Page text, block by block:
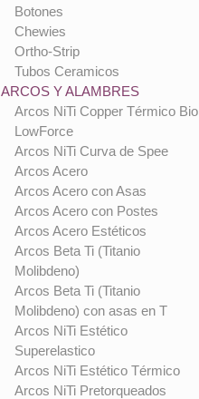
Botones
Chewies
Ortho-Strip
Tubos Ceramicos
ARCOS Y ALAMBRES
Arcos NiTi Copper Térmico Bio
LowForce
Arcos NiTi Curva de Spee
Arcos Acero
Arcos Acero con Asas
Arcos Acero con Postes
Arcos Acero Estéticos
Arcos Beta Ti (Titanio
Molibdeno)
Arcos Beta Ti (Titanio
Molibdeno) con asas en T
Arcos NiTi Estético
Superelastico
Arcos NiTi Estético Térmico
Arcos NiTi Pretorqueados